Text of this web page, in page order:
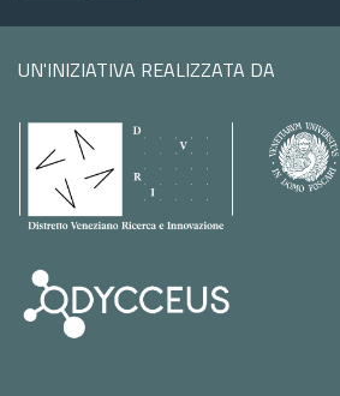
UN'INIZIATIVA REALIZZATA DA